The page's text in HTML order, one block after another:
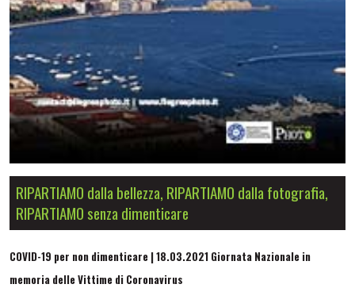
RIPARTIAMO dalla bellezza, RIPARTIAMO dalla fotografia,
RIPARTIAMO senza dimenticare
COVID-19 per non dimenticare | 18.03.2021 Giornata Nazionale in
memoria delle Vittime di Coronavirus